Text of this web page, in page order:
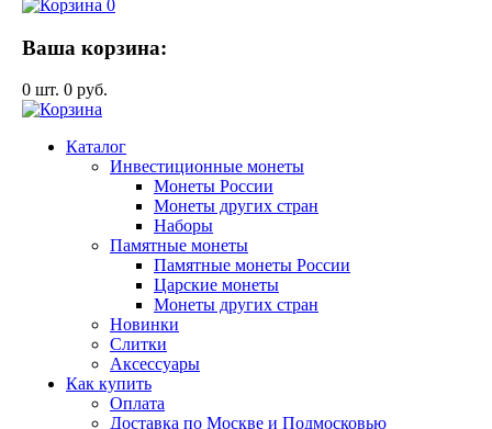
0
Ваша корзина:
0 шт. 0 руб.
Каталог
Инвестиционные монеты
Монеты России
Монеты других стран
Наборы
Памятные монеты
Памятные монеты России
Царские монеты
Монеты других стран
Новинки
Слитки
Аксессуары
Как купить
Оплата
Доставка по Москве и Подмосковью